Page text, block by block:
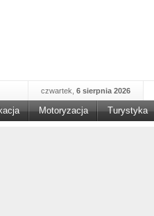
czwartek, 6 sierpnia 2026
Motoryzacja Turystyka